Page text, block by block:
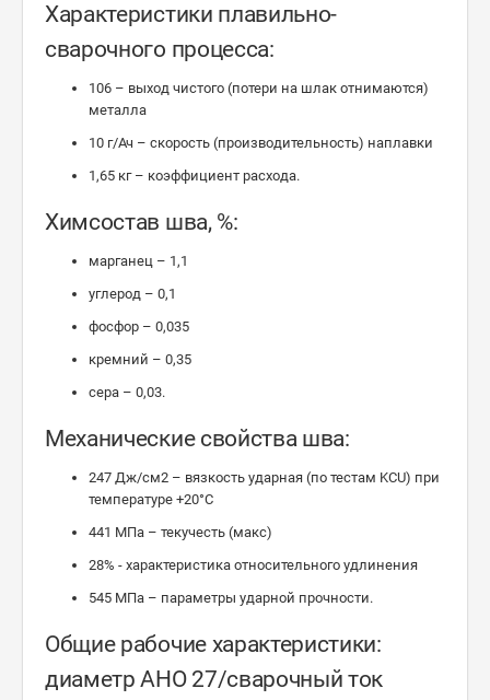
Характеристики плавильно-
сварочного процесса:
106 – выход чистого (потери на шлак отнимаются)
металла
10 г/Ач – скорость (производительность) наплавки
1,65 кг – коэффициент расхода.
Химсостав шва, %:
марганец – 1,1
углерод – 0,1
фосфор – 0,035
кремний – 0,35
сера – 0,03.
Механические свойства шва:
247 Дж/см2 – вязкость ударная (по тестам KCU) при
температуре +20°C
441 МПа – текучесть (макс)
28% - характеристика относительного удлинения
545 МПа – параметры ударной прочности.
Общие рабочие характеристики:
диаметр АНО 27/сварочный ток